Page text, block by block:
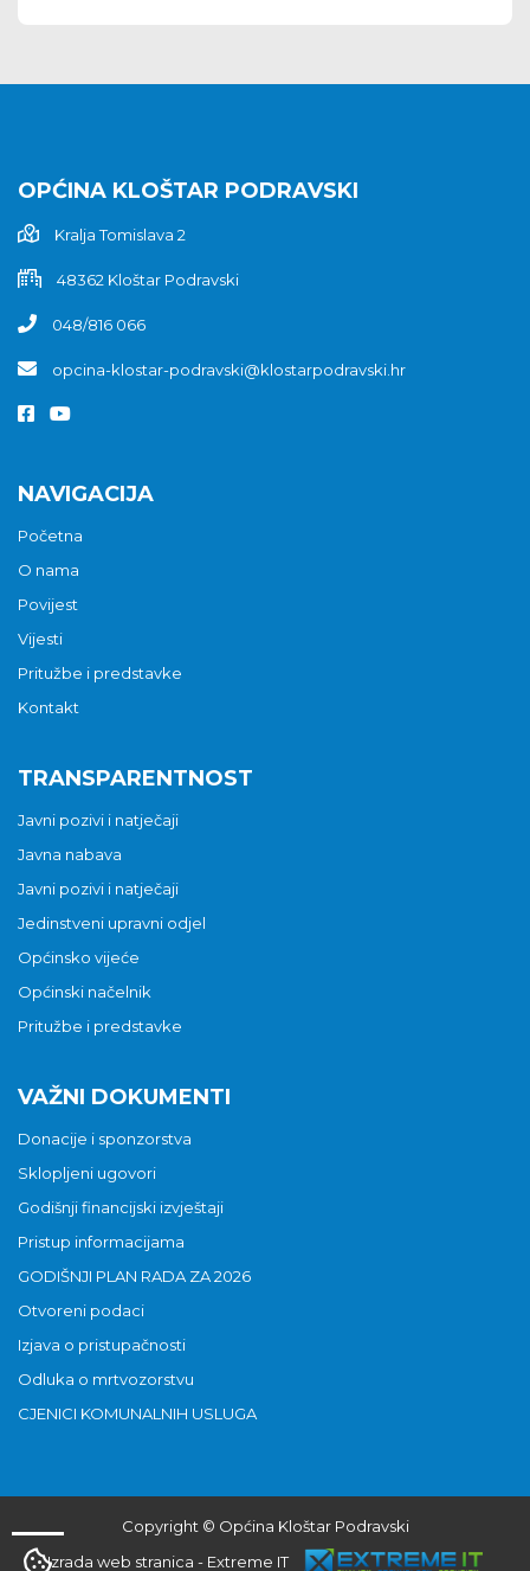
OPĆINA KLOŠTAR PODRAVSKI
Kralja Tomislava 2
48362 Kloštar Podravski
048/816 066
opcina-klostar-podravski@klostarpodravski.hr
NAVIGACIJA
Početna
O nama
Povijest
Vijesti
Pritužbe i predstavke
Kontakt
TRANSPARENTNOST
Javni pozivi i natječaji
Javna nabava
Javni pozivi i natječaji
Jedinstveni upravni odjel
Općinsko vijeće
Općinski načelnik
Pritužbe i predstavke
VAŽNI DOKUMENTI
Donacije i sponzorstva
Sklopljeni ugovori
Godišnji financijski izvještaji
Pristup informacijama
GODIŠNJI PLAN RADA ZA 2026
Otvoreni podaci
Izjava o pristupačnosti
Odluka o mrtvozorstvu
CJENICI KOMUNALNIH USLUGA
Copyright © Općina Kloštar Podravski
Izrada web stranica - Extreme IT